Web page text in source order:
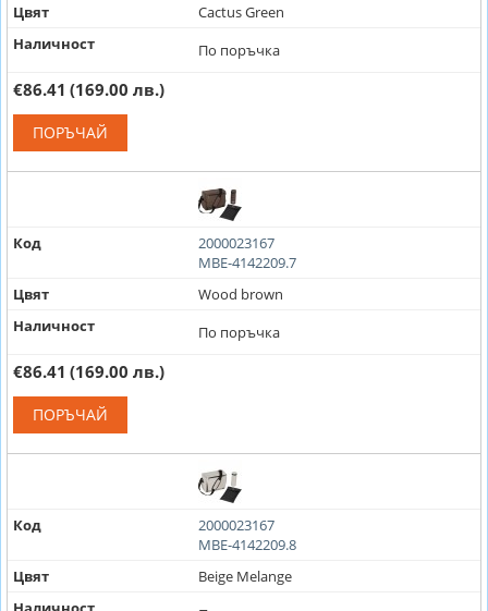
Цвят
Cactus Green
Наличност
По поръчка
€86.41 (169.00 лв.)
ПОРЪЧАЙ
Код
2000023167
MBE-4142209.7
Цвят
Wood brown
Наличност
По поръчка
€86.41 (169.00 лв.)
ПОРЪЧАЙ
Код
2000023167
MBE-4142209.8
Цвят
Beige Melange